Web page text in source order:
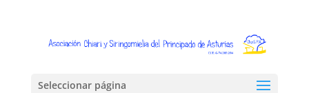
Seleccionar página